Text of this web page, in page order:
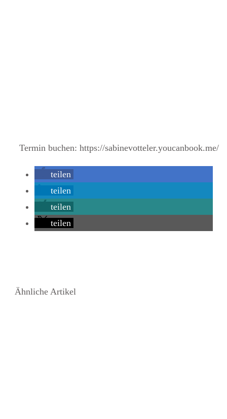
Termin buchen: https://sabinevotteler.youcanbook.me/
teilen
teilen
teilen
teilen
Ähnliche Artikel